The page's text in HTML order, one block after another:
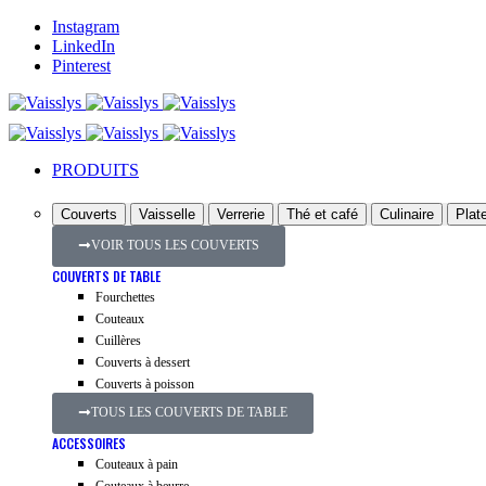
Instagram
LinkedIn
Pinterest
PRODUITS
Couverts Vaisselle Verrerie Thé et café Culinaire
VOIR TOUS LES COUVERTS
COUVERTS DE TABLE
Fourchettes
Couteaux
Cuillères
Couverts à dessert
Couverts à poisson
TOUS LES COUVERTS DE TABLE
ACCESSOIRES
Couteaux à pain